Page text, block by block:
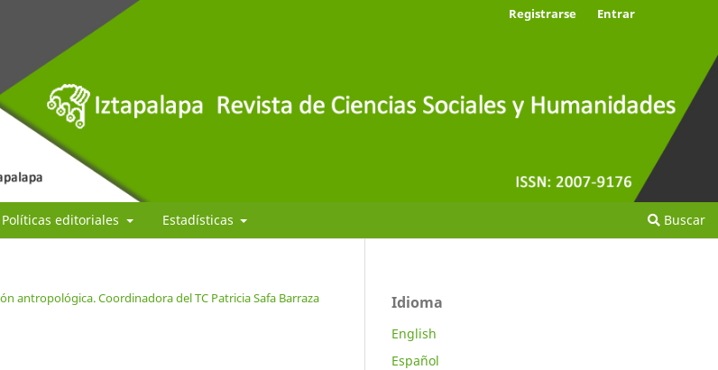
Políticas editoriales Estadísticas Buscar
Registrarse Entrar
antropológica. Coordinadora del TC Patricia Safa Barraza
Idioma
English
Español